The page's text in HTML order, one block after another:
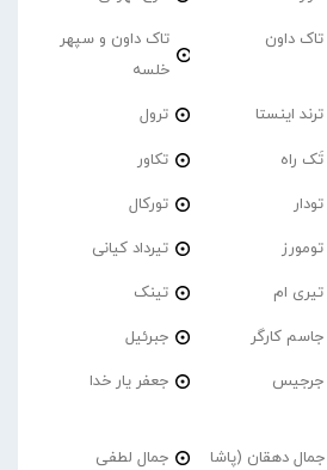
تاک داون
تاک داون و سپهر
خلسه
ترند اینستا ترول
تَک راه تکاور
تودار تورکال
تومورز تیرداد کیانی
تیری ام تینک
جاسم کارگر جبرئیل
جرجیس جعفر یار خدا
جمال دهقان (پاشا
جمال لطفی